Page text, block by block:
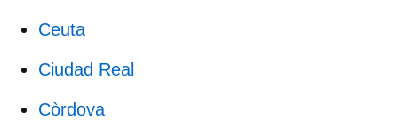
Ceuta
Ciudad Real
Còrdova